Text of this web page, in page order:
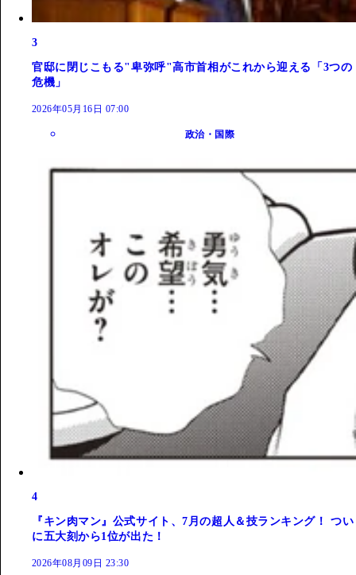
3
官邸に閉じこもる"卑弥呼"高市首相がこれから迎える「3つの
危機」
2026年05月16日 07:00
政治・国際
4
『キン肉マン』公式サイト、7月の超人＆技ランキング！ つい
に五大刻から1位が出た！
2026年08月09日 23:30